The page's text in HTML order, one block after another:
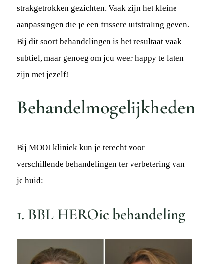
strakgetrokken gezichten. Vaak zijn het kleine
aanpassingen die je een frissere uitstraling geven.
Bij dit soort behandelingen is het resultaat vaak
subtiel, maar genoeg om jou weer happy te laten
zijn met jezelf!
Behandelmogelijkheden
Bij MOOI kliniek kun je terecht voor
verschillende behandelingen ter verbetering van
je huid:
1. BBL HEROic behandeling